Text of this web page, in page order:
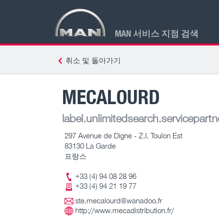
MAN 서비스 지점 검색
취소 및 돌아가기
MECALOURD
297 Avenue de Digne - Z.I. Toulon Est
83130 La Garde
프랑스
+33 (4) 94 08 28 96
+33 (4) 94 21 19 77
ste.mecalourd@wanadoo.fr
http://www.mecadistribution.fr/